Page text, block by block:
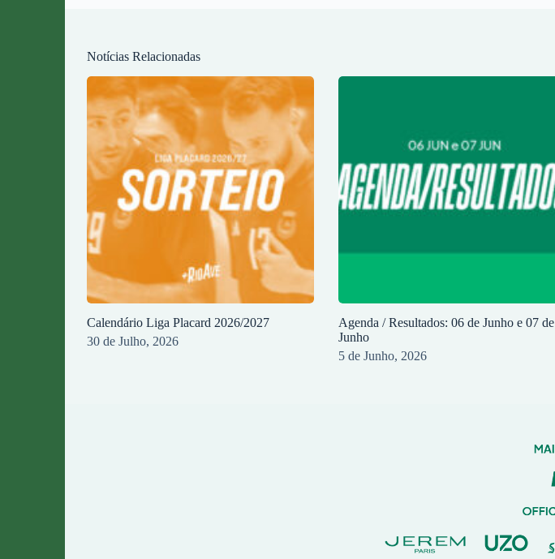
Notícias Relacionadas
Calendário Liga Placard 2026/2027
30 de Julho, 2026
Agenda / Resultados: 06 de Junho e 07 de
Junho
5 de Junho, 2026